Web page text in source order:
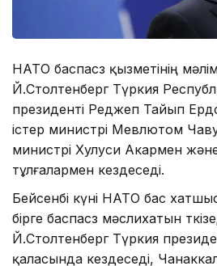
НАТО баспасөз қызметінің
Й.Столтенберг Түркия
президенті Реджеп Тайып
істер министрі Мевлютом
министрі Хулуси Акармен
тұлғалармен кездеседі.
Бейсенбі күні НАТО бас
бірге баспасөз мәслихатын
Й.Столтенберг Түркия
қаласында кездеседі,